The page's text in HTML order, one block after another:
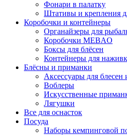
Фонари в палатку
Штативы и крепления
Коробочки и контейнеры
Органайзеры для
Коробочки MEBAO
Боксы для блёсен
Контейнеры для
Блёсны и приманки
Аксессуары для
Воблеры
Искусственные
Лягушки
Все для оснасток
Посуда
Наборы кемпинговой